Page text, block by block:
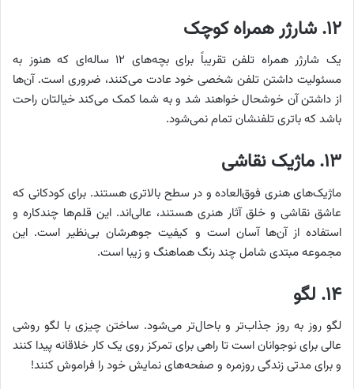
۱۲. شارژر همراه کوچک
یک شارژر همراه تلفن تقریباً برای بچه‌های ۱۲ ساله‌ای که هنوز به
مسئولیت داشتن تلفن شخصی خود عادت می‌کنند، ضروری است. آن‌ها
از داشتن آن خوشحال خواهند شد و به شما کمک می‌کند خیالتان راحت
باشد که باتری تلفنشان تمام نمی‌شود.
۱۳. ماژیک نقاشی
ماژیک‌های هنری فوق‌العاده و در سطح بالاتری هستند. برای کودکانی که
عاشق نقاشی و خلق آثار هنری هستند، عالی‌اند. این قلم‌ها چندکاره و
استفاده از آن‌ها آسان است و کیفیت جوهرشان بی‌نظیر است. این
مجموعه مبتدی شامل چند رنگ هماهنگ و زیبا است.
۱۴. لگو
لگو روز به روز جذاب‌تر و باحال‌تر می‌شود. ساختن چیزی با لگو روشی
عالی برای نوجوانان است تا راهی برای تمرکز روی یک کار خلاقانه پیدا کنند
و برای مدتی زندگی روزمره و صفحه‌های نمایش خود را فراموش کنند!